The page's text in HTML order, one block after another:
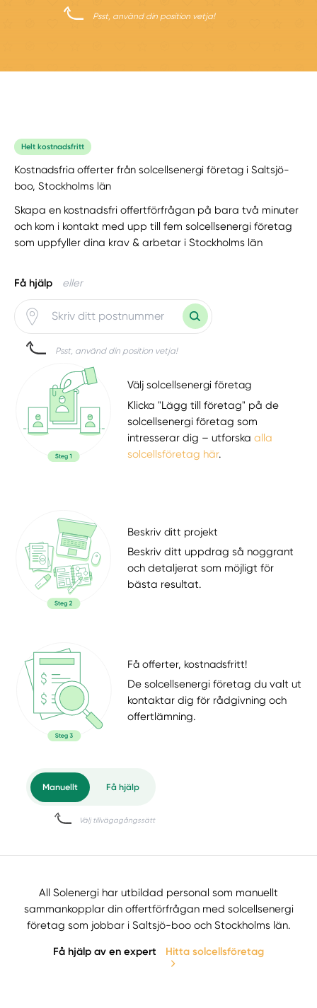
Psst, använd din position vetja!
Helt kostnadsfritt
Kostnadsfria offerter från solcellsenergi företag i Saltsjö-
boo, Stockholms län
Skapa en kostnadsfri offertförfrågan på bara två minuter
och kom i kontakt med upp till fem solcellsenergi företag
som uppfyller dina krav & arbetar i Stockholms län
Få hjälp eller
Psst, använd din position vetja!
Välj solcellsenergi företag
Klicka "Lägg till företag" på de
solcellsenergi företag som
intresserar dig – utforskaalla
solcellsföretag här.
Beskriv ditt projekt
Beskriv ditt uppdrag så noggrant
och detaljerat som möjligt för
bästa resultat.
Få offerter, kostnadsfritt!
De solcellsenergi företag du valt ut
kontaktar dig för rådgivning och
offertlämning.
All Solenergi har utbildad personal som manuellt
sammankopplar din offertförfrågan med solcellsenergi
företag som jobbar i Saltsjö-boo och Stockholms län.
Få hjälp av en expert Hitta solcellsföretag